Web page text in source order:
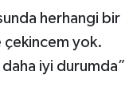
herhangi bir
çekincem yok.
iyi durumda”